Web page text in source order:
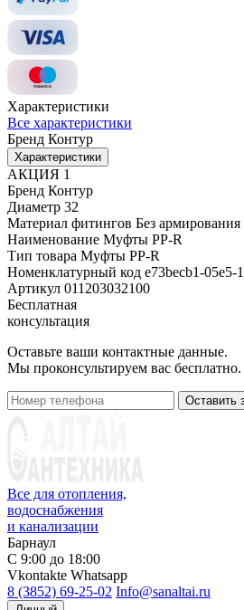
Характеристики
Все характеристики
Бренд Контур
Характеристики
АКЦИЯ 1
Бренд Контур
Диаметр 32
Материал фитингов Без армирования
Наименование Муфты PP-R
Тип товара Муфты PP-R
Номенклатурный код e73becb1-05e5-
Артикул 011203032100
Бесплатная
консультация
Оставьте ваши контактные данные.
Мы проконсультируем вас бесплатно.
Оставить
Все для отопления,
водоснабжения
и канализации
Барнаул
С 9:00 до 18:00
Vkontakte Whatsapp
8 (3852) 69-25-02 Info@sanaltai.ru